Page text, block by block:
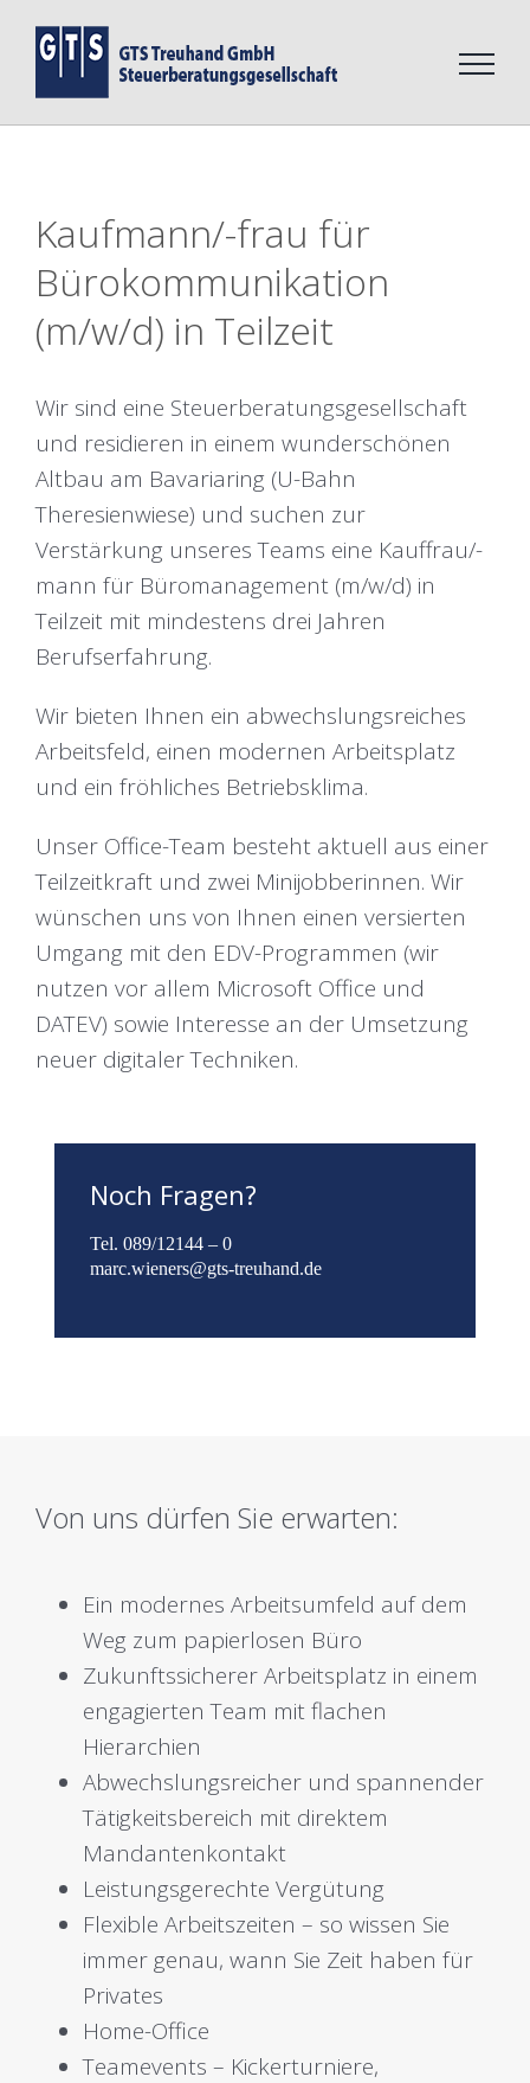
Inhalt
springen
Kaufmann/-frau für
Bürokommunikation
(m/w/d) in Teilzeit
Wir sind eine Steuerberatungsgesellschaft
und residieren in einem wunderschönen
Altbau am Bavariaring (U-Bahn
Theresienwiese) und suchen zur
Verstärkung unseres Teams eine Kauffrau/-
mann für Büromanagement (m/w/d) in
Teilzeit mit mindestens drei Jahren
Berufserfahrung.
Wir bieten Ihnen ein abwechslungsreiches
Arbeitsfeld, einen modernen Arbeitsplatz
und ein fröhliches Betriebsklima.
Unser Office-Team besteht aktuell aus einer
Teilzeitkraft und zwei Minijobberinnen. Wir
wünschen uns von Ihnen einen versierten
Umgang mit den EDV-Programmen (wir
nutzen vor allem Microsoft Office und
DATEV) sowie Interesse an der Umsetzung
neuer digitaler Techniken.
Noch Fragen?
Tel. 089/12144 – 0
marc.wieners@gts-treuhand.de
Von uns dürfen Sie erwarten:
Ein modernes Arbeitsumfeld auf dem
Weg zum papierlosen Büro
Zukunftssicherer Arbeitsplatz in einem
engagierten Team mit flachen
Hierarchien
Abwechslungsreicher und spannender
Tätigkeitsbereich mit direktem
Mandantenkontakt
Leistungsgerechte Vergütung
Flexible Arbeitszeiten – so wissen Sie
immer genau, wann Sie Zeit haben für
Privates
Home-Office
Teamevents – Kickerturniere,